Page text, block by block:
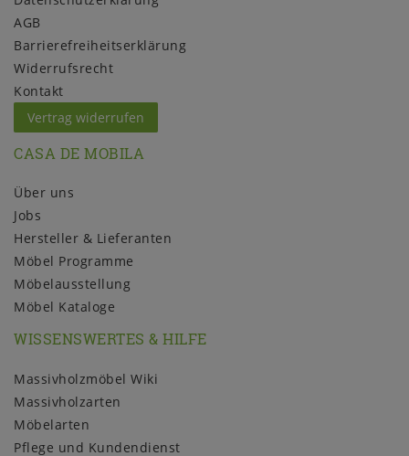
AGB
Barrierefreiheitserklärung
Widerrufs­recht
Kontakt
Vertrag widerrufen
CASA DE MOBILA
Über uns
Jobs
Hersteller & Lieferanten
Möbel Programme
Möbelausstellung
Möbel Kataloge
WISSENSWERTES & HILFE
Massivholzmöbel Wiki
Massivholzarten
Möbelarten
Pflege und Kundendienst